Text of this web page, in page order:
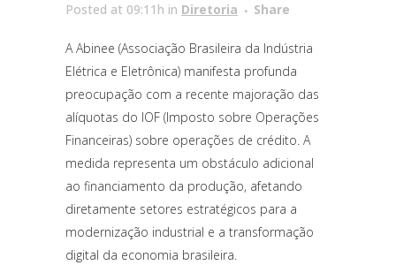
Posted at 09:11h in Diretoria Share
A Abinee (Associação Brasileira da Indústria
Elétrica e Eletrônica) manifesta profunda
preocupação com a recente majoração das
alíquotas do IOF (Imposto sobre Operações
Financeiras) sobre operações de crédito. A
medida representa um obstáculo adicional
ao financiamento da produção, afetando
diretamente setores estratégicos para a
modernização industrial e a transformação
digital da economia brasileira.